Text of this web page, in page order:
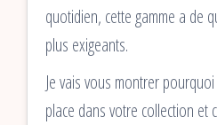
quotidien, cette gamme a de
plus exigeants.
Je vais vous montrer
place dans votre collection et